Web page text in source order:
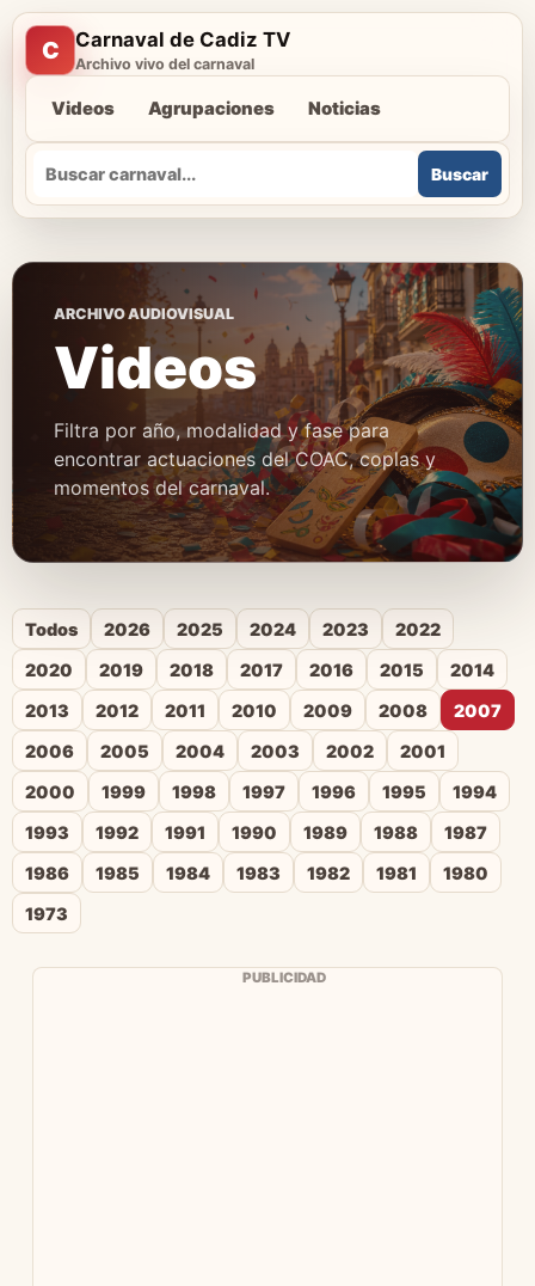
C Carnaval de Cadiz TV
Archivo vivo del carnaval
Videos Agrupaciones Noticias
Buscar
Buscar
ARCHIVO AUDIOVISUAL
Videos
Filtra por año, modalidad y fase para
encontrar actuaciones del COAC, coplas y
momentos del carnaval.
Todos 2026 2025 2024 2023
2022
2020
2019 2018 2017 2016 2015
2014
2013
2012 2011 2010 2009 2008
2007
2006
2005 2004 2003 2002
2001
2000
1999 1998 1997 1996 1995
1994
1993
1992 1991 1990 1989 1988
1987
1986
1985 1984 1983 1982 1981
1980
1973
PUBLICIDAD